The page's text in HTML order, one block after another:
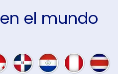
en el mundo